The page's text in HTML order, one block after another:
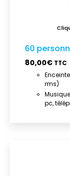
60
80,00€ TTC
rms)
pc,